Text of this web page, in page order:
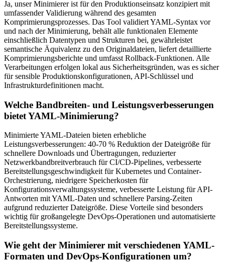
Ja, unser Minimierer ist für den Produktionseinsatz konzipiert mit
umfassender Validierung während des gesamten
Komprimierungsprozesses. Das Tool validiert YAML-Syntax vor
und nach der Minimierung, behält alle funktionalen Elemente
einschließlich Datentypen und Strukturen bei, gewährleistet
semantische Äquivalenz zu den Originaldateien, liefert detaillierte
Komprimierungsberichte und umfasst Rollback-Funktionen. Alle
Verarbeitungen erfolgen lokal aus Sicherheitsgründen, was es sicher
für sensible Produktionskonfigurationen, API-Schlüssel und
Infrastrukturdefinitionen macht.
Welche Bandbreiten- und Leistungsverbesserungen
bietet YAML-Minimierung?
Minimierte YAML-Dateien bieten erhebliche
Leistungsverbesserungen: 40-70 % Reduktion der Dateigröße für
schnellere Downloads und Übertragungen, reduzierter
Netzwerkbandbreitverbrauch für CI/CD-Pipelines, verbesserte
Bereitstellungsgeschwindigkeit für Kubernetes und Container-
Orchestrierung, niedrigere Speicherkosten für
Konfigurationsverwaltungssysteme, verbesserte Leistung für API-
Antworten mit YAML-Daten und schnellere Parsing-Zeiten
aufgrund reduzierter Dateigröße. Diese Vorteile sind besonders
wichtig für großangelegte DevOps-Operationen und automatisierte
Bereitstellungssysteme.
Wie geht der Minimierer mit verschiedenen YAML-
Formaten und DevOps-Konfigurationen um?